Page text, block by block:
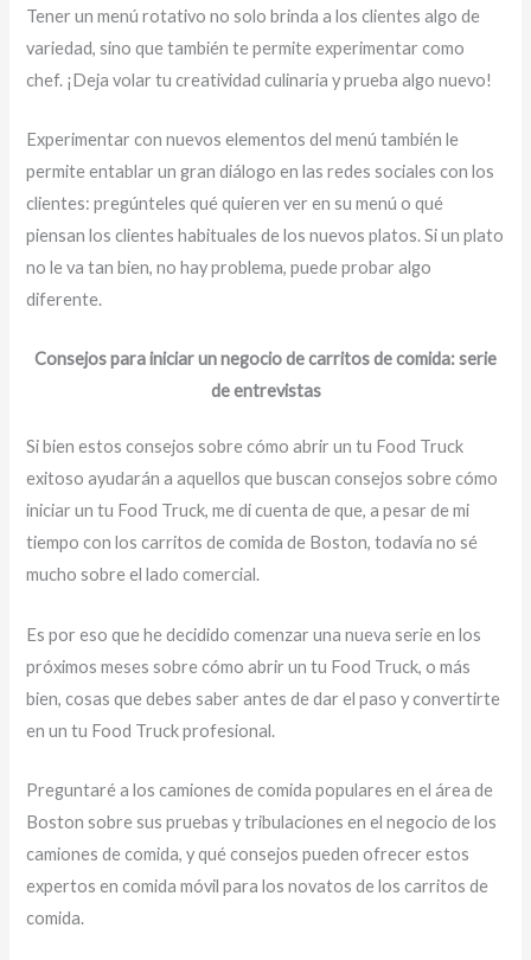
Tener un menú rotativo no solo brinda a los clientes algo de
variedad, sino que también te permite experimentar como
chef. ¡Deja volar tu creatividad culinaria y prueba algo nuevo!
Experimentar con nuevos elementos del menú también le
permite entablar un gran diálogo en las redes sociales con los
clientes: pregúnteles qué quieren ver en su menú o qué
piensan los clientes habituales de los nuevos platos. Si un plato
no le va tan bien, no hay problema, puede probar algo
diferente.
Consejos para iniciar un negocio de carritos de comida: serie
de entrevistas
Si bien estos consejos sobre cómo abrir un tu Food Truck
exitoso ayudarán a aquellos que buscan consejos sobre cómo
iniciar un tu Food Truck, me di cuenta de que, a pesar de mi
tiempo con los carritos de comida de Boston, todavía no sé
mucho sobre el lado comercial.
Es por eso que he decidido comenzar una nueva serie en los
próximos meses sobre cómo abrir un tu Food Truck, o más
bien, cosas que debes saber antes de dar el paso y convertirte
en un tu Food Truck profesional.
Preguntaré a los camiones de comida populares en el área de
Boston sobre sus pruebas y tribulaciones en el negocio de los
camiones de comida, y qué consejos pueden ofrecer estos
expertos en comida móvil para los novatos de los carritos de
comida.